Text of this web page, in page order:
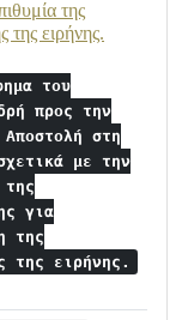
της
ειρήνης.
του
προς την
Αποστολή στη
με την
της
για
της
της ειρήνης.